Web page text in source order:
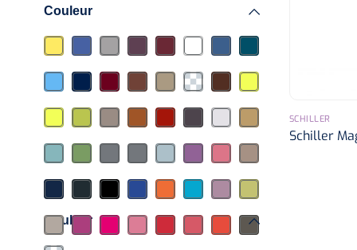
Couleur
Couleur
SCHILLER
Schiller